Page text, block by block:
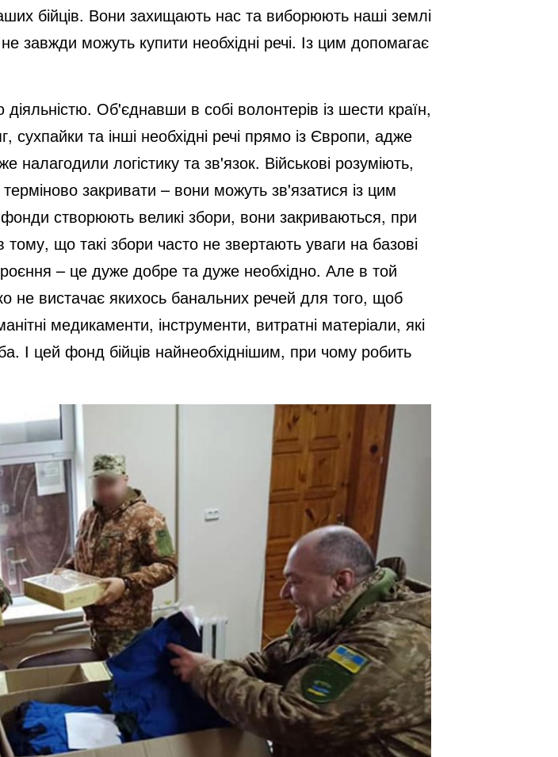
бійців. Вони захищають нас та виборюють наші землі
завжди можуть купити необхідні речі. Із цим допомагає
Об'єднавши в собі волонтерів із шести країн,
та інші необхідні речі прямо із Європи, адже
логістику та зв'язок. Військові розуміють,
закривати – вони можуть зв'язатися із цим
створюють великі збори, вони закриваються, при
що такі збори часто не звертають уваги на базові
– це дуже добре та дуже необхідно. Але в той
не вистачає якихось банальних речей для того, щоб
медикаменти, інструменти, витратні матеріали, які
І цей фонд бійців найнеобхіднішим, при чому робить